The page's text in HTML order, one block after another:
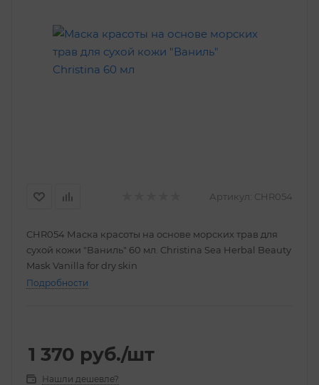
Артикул: CHR054
CHR054 Маска красоты на основе морских трав для
сухой кожи "Ваниль" 60 мл. Christina Sea Herbal Beauty
Mask Vanilla for dry skin
Подробности
1 370 руб./шт
Нашли дешевле?